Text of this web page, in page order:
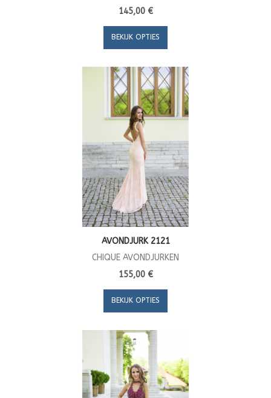
145,00 €
BEKIJK OPTIES
AVONDJURK 2121
CHIQUE AVONDJURKEN
155,00 €
BEKIJK OPTIES